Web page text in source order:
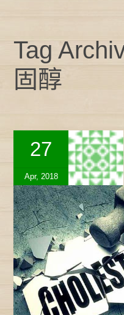
Tag
固醇
27
Apr, 2018